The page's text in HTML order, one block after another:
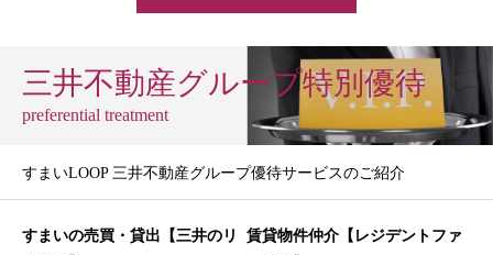
三井不動産グループ特別優待
preferential treatment
すまいLOOP 三井不動産グループ優待サービスのご紹介
すまいの売買・貸出【三井のリ
賃貸物件仲介【レジデントファ